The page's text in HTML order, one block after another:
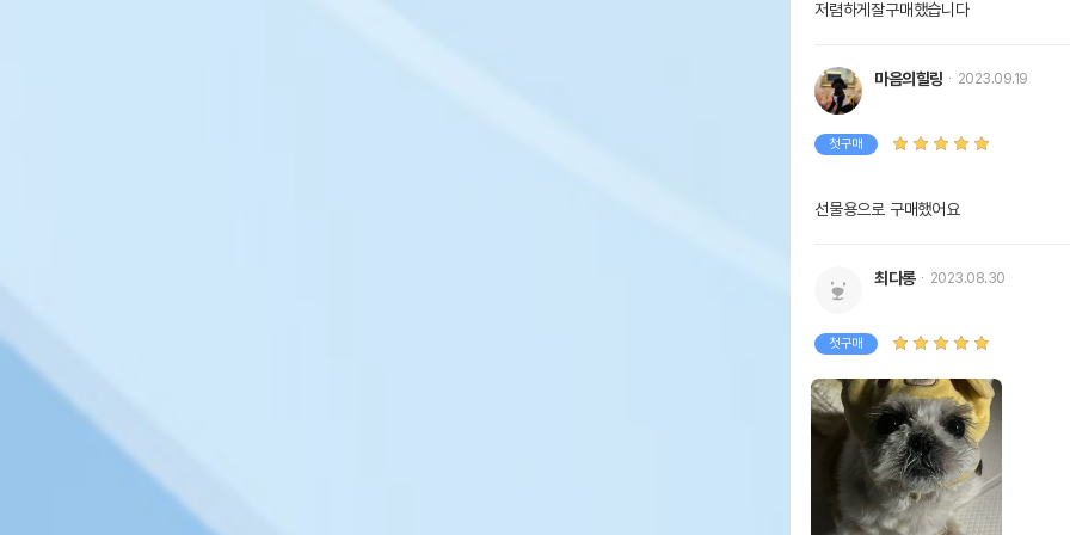
저렴하게잘구매했습니다
마음의힐링 2023.09.19
첫구매
선물용으로 구매했어요
최다롱 2023.08.30
첫구매